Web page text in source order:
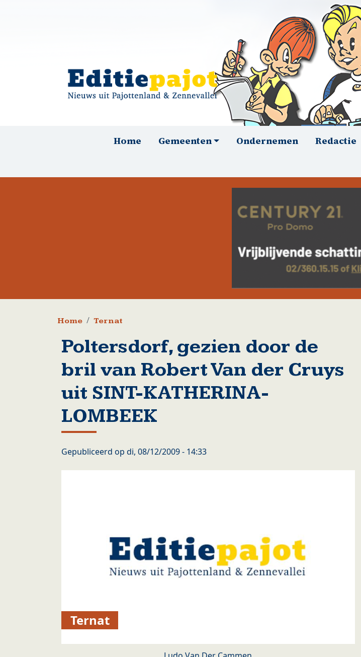
HoofdnavigatieHome Gemeenten Ondernemen Redactie
Kruimelpad
Home Ternat
Poltersdorf, gezien door de
bril van Robert Van der Cruys
uit SINT-KATHERINA-
LOMBEEK
Gepubliceerd op di, 08/12/2009 - 14:33
Ternat